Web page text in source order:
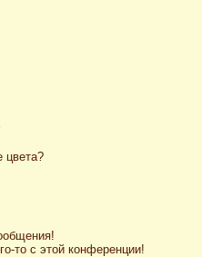
цвета?
то с этой конференции!